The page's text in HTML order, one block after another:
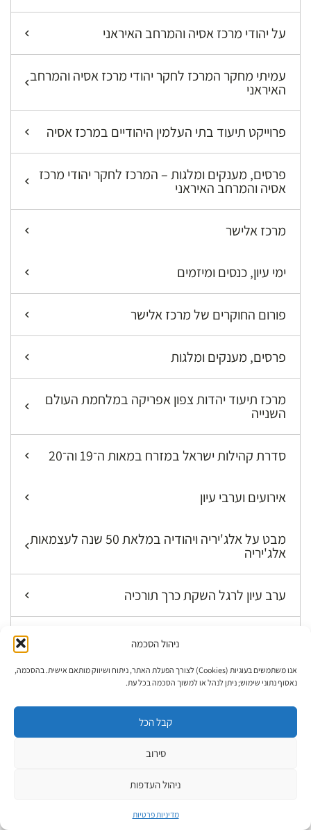
ניהול הסכמה
אנו משתמשים בעוגיות (Cookies) לצורך הפעלת האתר, ניתוח ושיווק מותאם אישית. בהסכמה,
נאסוף נתוני שימוש; ניתן לנהל או למשוך הסכמה בכל עת.
קבל הכל
סירוב
ניהול העדפות
מדיניות פרטיות
על יהודי מרכז אסיה והמרחב האיראני
עמיתי מחקר המרכז לחקר יהודי מרכז אסיה והמרחב
האיראני
פרוייקט תיעוד בתי העלמין היהודיים במרכז אסיה
פרסים, מענקים ומלגות – המרכז לחקר יהודי מרכז
אסיה והמרחב האיראני
מרכז אלישר
ימי עיון, כנסים ומיזמים
פורום החוקרים של מרכז אלישר
פרסים, מענקים ומלגות
מרכז תיעוד יהדות צפון אפריקה במלחמת העולם
השנייה
סדרת קהילות ישראל במזרח במאות ה־19 וה־20
אירועים וערבי עיון
מבט על אלג'יריה ויהודיה במלאת 50 שנה לעצמאות
אלג'יריה
ערב עיון לרגל השקת כרך תורכיה
יום עיון לרגל הוצאת כרך אלג'יריה
ספרי הסדרה
ערב עיון לכרך מרכז אסיה: בוכרה ואפגניסטן